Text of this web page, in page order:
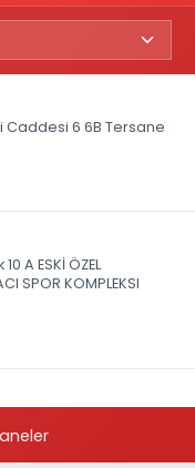
Caddesi 6 6B Tersane
A ESKİ ÖZEL
SPOR KOMPLEKSI